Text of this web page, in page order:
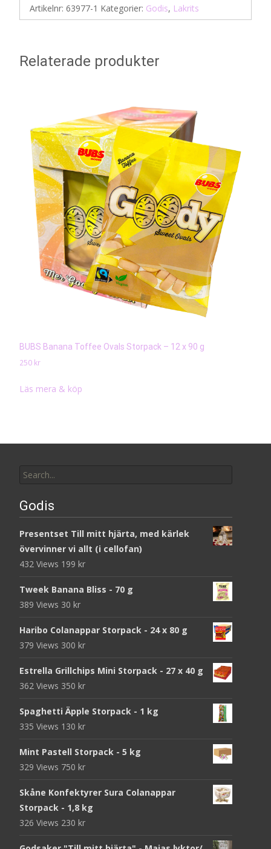
Artikelnr: 63977-1 Kategorier: Godis, Lakrits
Relaterade produkter
BUBS Banana Toffee Ovals Storpack – 12 x 90 g
250 kr
Läs mera & köp
for:
Godis
Presentset Till mitt hjärta, med kärlek
övervinner vi allt (i cellofan)
432 Views 199 kr
Tweek Banana Bliss - 70 g
389 Views 30 kr
Haribo Colanappar Storpack - 24 x 80 g
379 Views 300 kr
Estrella Grillchips Mini Storpack - 27 x 40 g
362 Views 350 kr
Spaghetti Äpple Storpack - 1 kg
335 Views 130 kr
Mint Pastell Storpack - 5 kg
329 Views 750 kr
Skåne Konfektyrer Sura Colanappar
Storpack - 1,8 kg
326 Views 230 kr